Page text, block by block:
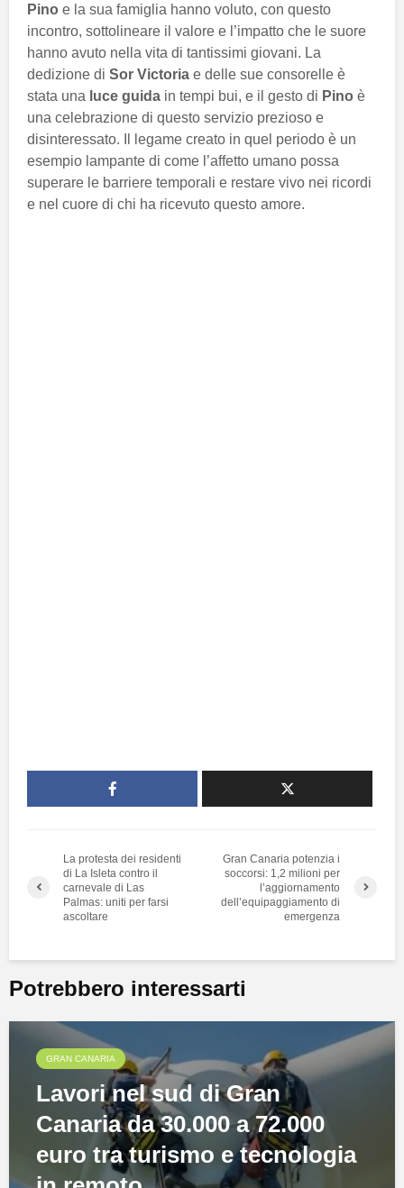
Pino e la sua famiglia hanno voluto, con questo
incontro, sottolineare il valore e l’impatto che le suore
hanno avuto nella vita di tantissimi giovani. La
dedizione di Sor Victoria e delle sue consorelle è
stata una luce guida in tempi bui, e il gesto di Pino è
una celebrazione di questo servizio prezioso e
disinteressato. Il legame creato in quel periodo è un
esempio lampante di come l’affetto umano possa
superare le barriere temporali e restare vivo nei ricordi
e nel cuore di chi ha ricevuto questo amore.
La protesta dei residenti
di La Isleta contro il
carnevale di Las
Palmas: uniti per farsi
ascoltare
Gran Canaria potenzia i
soccorsi: 1,2 milioni per
l’aggiornamento
dell’equipaggiamento di
emergenza
Potrebbero interessarti
GRAN CANARIA
Lavori nel sud di Gran
Canaria da 30.000 a 72.000
euro tra turismo e tecnologia